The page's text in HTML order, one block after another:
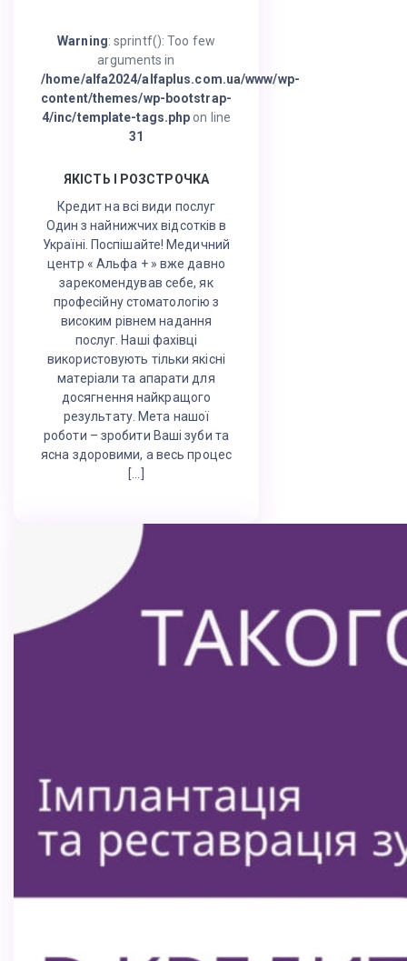
Warning: sprintf(): Too few
arguments in
/home/alfa2024/alfaplus.com.ua/www/wp-
content/themes/wp-bootstrap-
4/inc/template-tags.php on line
31
ЯКІСТЬ І РОЗСТРОЧКА
Кредит на всі види послуг
Один з найнижчих відсотків в
Україні. Поспішайте! Медичний
центр « Альфа + » вже давно
зарекомендував себе, як
професійну стоматологію з
високим рівнем надання
послуг. Наші фахівці
використовують тільки якісні
матеріали та апарати для
досягнення найкращого
результату. Мета нашої
роботи – зробити Ваші зуби та
ясна здоровими, а весь процес
[…]